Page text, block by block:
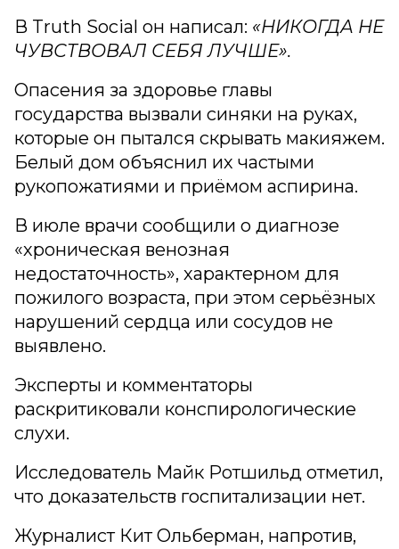
В Truth Social он написал: «НИКОГДА НЕ
ЧУВСТВОВАЛ СЕБЯ ЛУЧШЕ».
Опасения за здоровье главы
государства вызвали синяки на руках,
которые он пытался скрывать макияжем.
Белый дом объяснил их частыми
рукопожатиями и приёмом аспирина.
В июле врачи сообщили о диагнозе
«хроническая венозная
недостаточность», характерном для
пожилого возраста, при этом серьёзных
нарушений сердца или сосудов не
выявлено.
Эксперты и комментаторы
раскритиковали конспирологические
слухи.
Исследователь Майк Ротшильд отметил,
что доказательств госпитализации нет.
Журналист Кит Ольберман, напротив,